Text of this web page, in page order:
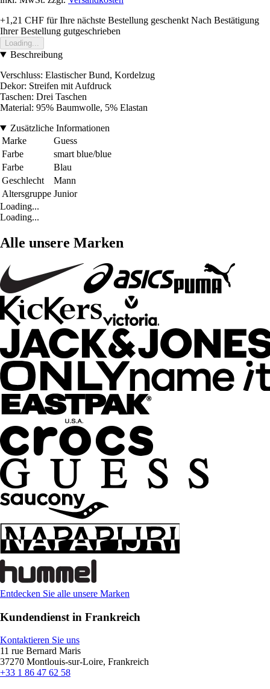
+1,21 CHF für Ihre nächste Bestellung geschenkt Nach Bestätigung
Ihrer Bestellung gutgeschrieben
Loading...
Beschreibung
Verschluss: Elastischer Bund, Kordelzug
Dekor: Streifen mit Aufdruck
Taschen: Drei Taschen
Material: 95% Baumwolle, 5% Elastan
Zusätzliche Informationen
Marke
Guess
Farbe
smart blue/blue
Farbe
Blau
Geschlecht
Mann
Altersgruppe Junior
Loading...
Loading...
Alle unsere Marken
Entdecken Sie alle unsere Marken
Kundendienst in Frankreich
Kontaktieren Sie uns
11 rue Bernard Maris
37270 Montlouis-sur-Loire, Frankreich
+33 1 86 47 62 58